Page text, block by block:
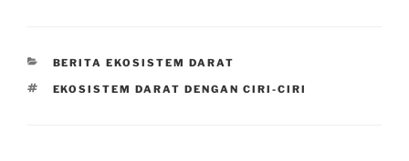
CATEGORIES
BERITA EKOSISTEM DARAT
TAGS
EKOSISTEM DARAT DENGAN CIRI-CIRI